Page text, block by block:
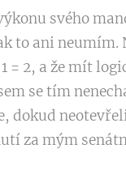
svého
to ani
2, a že mít
se tím
dokud
za mým